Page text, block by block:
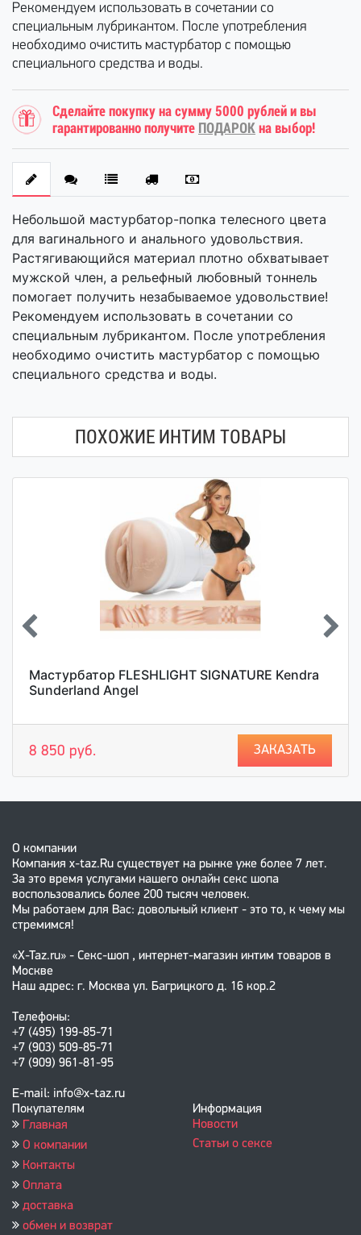
Рекомендуем использовать в сочетании со
специальным лубрикантом. После употребления
необходимо очистить мастурбатор с помощью
специального средства и воды.
Сделайте покупку на сумму 5000 рублей и вы
гарантированно получите ПОДАРОК на выбор!
Небольшой мастурбатор-попка телесного цвета
для вагинального и анального удовольствия.
Растягивающийся материал плотно обхватывает
мужской член, а рельефный любовный тоннель
помогает получить незабываемое удовольствие!
Рекомендуем использовать в сочетании со
специальным лубрикантом. После употребления
необходимо очистить мастурбатор с помощью
специального средства и воды.
ПОХОЖИЕ ИНТИМ ТОВАРЫ
Мастурбатор FLESHLIGHT SIGNATURE Kendra
Sunderland Angel
8 850 руб. ЗАКАЗАТЬ
О компании
Компания x-taz.Ru существует на рынке уже более 7 лет.
За это время услугами нашего онлайн секс шопа
воспользовались более 200 тысяч человек.
Мы работаем для Вас: довольный клиент - это то, к чему мы
стремимся!
«X-Taz.ru» - Секс-шоп , интернет-магазин интим товаров в
Москве
Наш адрес: г. Москва ул. Багрицкого д. 16 кор.2
Телефоны:
+7 (495) 199-85-71
+7 (903) 509-85-71
+7 (909) 961-81-95
E-mail: info@x-taz.ru
Покупателям
Главная
О компании
Контакты
Оплата
доставка
обмен и возврат
Информация
Новости
Статьи о сексе